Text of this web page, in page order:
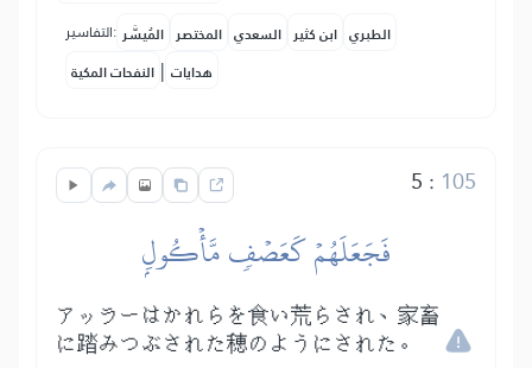
التفاسير: المُيسَّر المختصر السعدي ابن كثير الطبري
النفحات المكية | هدايات
5 : 105
فَجَعَلَهُمۡ كَعَصۡفٖ مَّأۡكُولِۭ
アッラーはかれらを食い荒らされ、家畜
に踏みつぶされた穂のようにされた。